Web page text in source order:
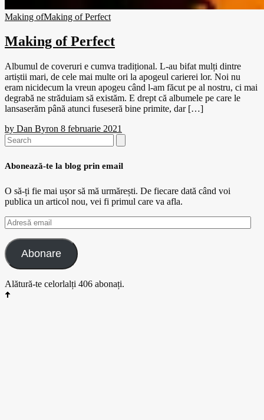
Making ofMaking of Perfect
Making of Perfect
Albumul de coveruri e cumva tradițional. L-au bifat mulți dintre
artiștii mari, de cele mai multe ori la apogeul carierei lor. Noi nu
eram nicidecum la vreun apogeu când l-am făcut pe al nostru, ci mai
degrabă ne străduiam să existăm. E drept că albumele pe care le
lansaserăm până atunci fuseseră bine primite, dar […]
by Dan Byron 8 februarie 2021
Search
for:
Abonează-te la blog prin email
O să-ți fie mai ușor să mă urmărești. De fiecare dată când voi
publica un articol nou, vei fi primul care va afla.
Adresă
email
Abonare
Alătură-te celorlalți 406 abonați.